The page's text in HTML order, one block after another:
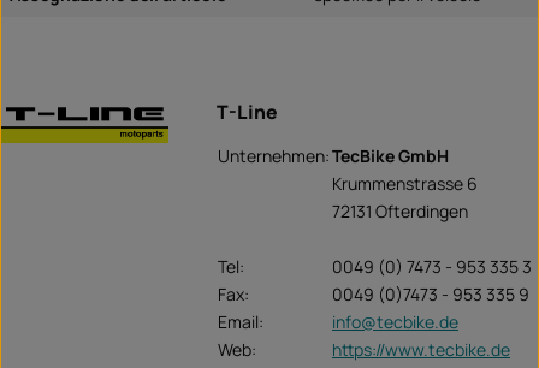
T-Line
Unternehmen:TecBike GmbH
Krummenstrasse 6
72131 Ofterdingen
Tel:
0049 (0) 7473 - 953 335 3
Fax:
0049 (0)7473 - 953 335 9
Email:
info@tecbike.de
Web:
https://www.tecbike.de